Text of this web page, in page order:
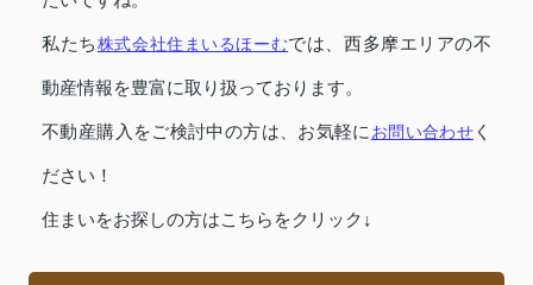
私たち株式会社住まいるほーむでは、西多摩エリアの不
動産情報を豊富に取り扱っております。
不動産購入をご検討中の方は、お気軽にお問い合わせ く
ださい！
住まいをお探しの方はこちらをクリック↓